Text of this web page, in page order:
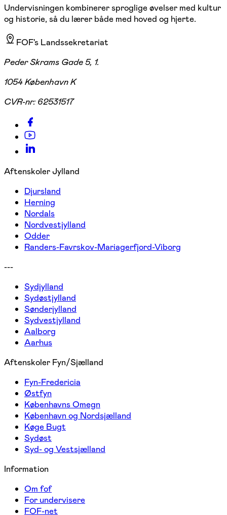
Undervisningen kombinerer sproglige øvelser med kultur
og historie, så du lærer både med hoved og hjerte.
FOF's Landssekretariat
Peder Skrams Gade 5, 1.
1054 København K
CVR-nr: 62531517
Aftenskoler Jylland
Djursland
Herning
Nordals
Nordvestjylland
Odder
Randers-Favrskov-Mariagerfjord-Viborg
---
Sydjylland
Sydøstjylland
Sønderjylland
Sydvestjylland
Aalborg
Aarhus
Aftenskoler Fyn/Sjælland
Fyn-Fredericia
Østfyn
Københavns Omegn
København og Nordsjælland
Køge Bugt
Sydøst
Syd- og Vestsjælland
Information
Om fof
For undervisere
FOF-net